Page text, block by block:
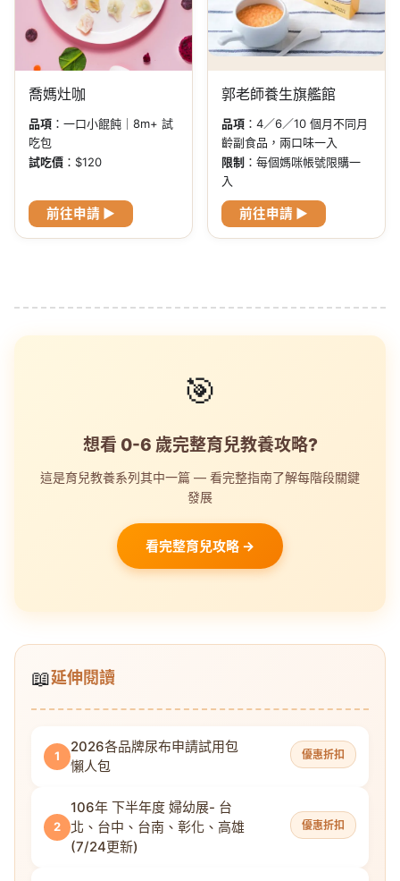
喬媽灶咖
品項 ：一口小餛飩｜8m+ 試
吃包
試吃價 ：$120
前往申請 ▶
郭老師養生旗艦館
品項 ：4／6／10 個月不同月
齡副食品，兩口味一入
限制 ：每個媽咪帳號限購一
入
前往申請 ▶
🎯
想看 0-6 歲完整育兒教養攻略?
這是育兒教養系列其中一篇 — 看完整指南了解每階段關鍵
發展
看完整育兒攻略 →
📖延伸閱讀
1
2026各品牌尿布申請試用包
懶人包
優惠折扣
2
106年 下半年度 婦幼展- 台
北、台中、台南、彰化、高雄
(7/24更新)
優惠折扣